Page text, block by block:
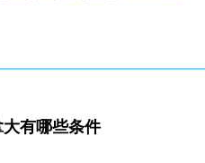
有哪些条件